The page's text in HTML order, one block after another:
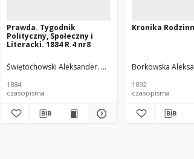
Świętochowski Aleksander. Red.
Prawda. Tygodnik
Polityczny, Społeczny i
Literacki. 1884 R.4 nr8
Świętochowski Aleksander. Wyd. Świętochowski
1884
czasopisma
Kronika
Borkowska
1892
czasopisma